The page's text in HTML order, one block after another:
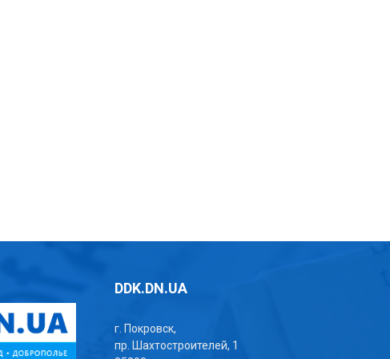
DDK.DN.UA
г. Покровск,
пр. Шахтостроителей, 1